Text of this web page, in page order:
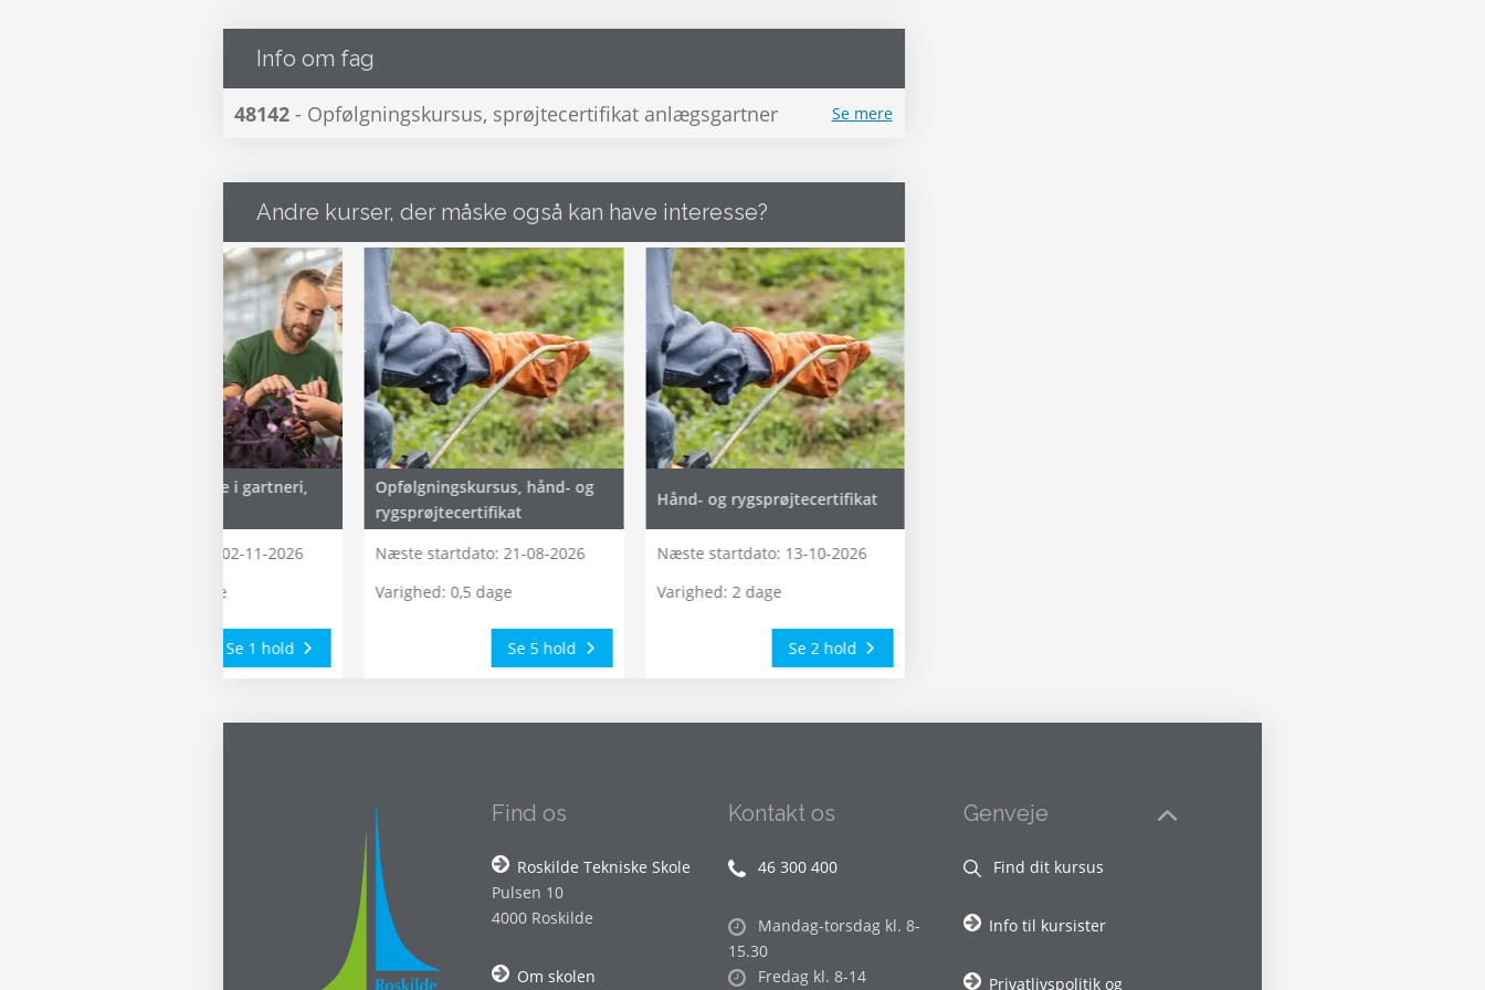
Info om fag
48142 - Opfølgningskursus, sprøjtecertifikat anlægsgartner Se mere
Andre kurser, der måske også kan have interesse?
Plantebeskyttelse i gartneri,
02-11-2026
Varighed: 10 dage
Se 1 hold
Opfølgningskursus, hånd- og
rygsprøjtecertifikat
Næste startdato: 21-08-2026
Varighed: 0,5 dage
Se 5 hold
Hånd- og rygsprøjtecertifikat
Næste startdato: 13-10-2026
Varighed: 2 dage
Se 2 hold
Find os
Roskilde Tekniske Skole
Pulsen 10
4000 Roskilde
Om skolen
Kontakt os
46 300 400
Mandag-torsdag kl. 8-
15.30
Fredag kl. 8-14
Genveje
Find dit kursus
Info til kursister
Privatlivspolitik og